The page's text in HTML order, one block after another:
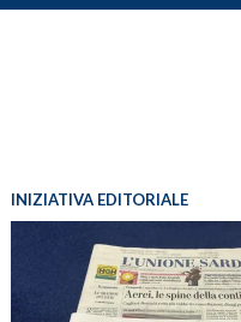
INIZIATIVA EDITORIALE